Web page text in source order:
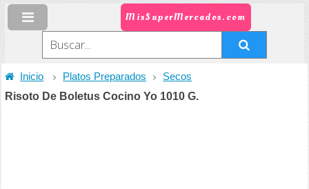
MisSuperMercados.com
Inicio Platos Preparados Secos
Risoto De Boletus Cocino Yo 1010 G.